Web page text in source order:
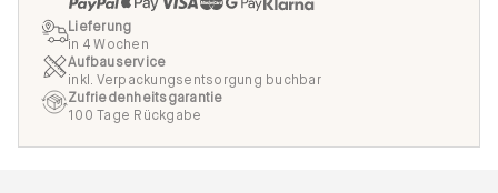
Lieferung
in 4 Wochen
Aufbauservice
inkl. Verpackungsentsorgung buchbar
Zufriedenheitsgarantie
100 Tage Rückgabe